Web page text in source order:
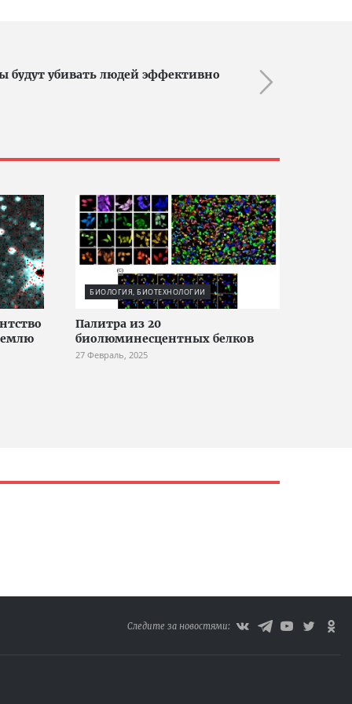
будут убивать людей эффективно
БИОЛОГИЯ, БИОТЕХНОЛОГИИ
Палитра из 20
биолюминесцентных белков
27 Февраль, 2025
Следите за новостями: